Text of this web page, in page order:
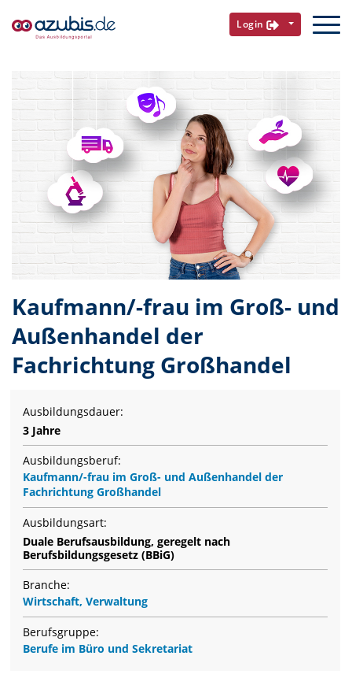
Login
Kaufmann/-frau im Groß- und
Außenhandel der
Fachrichtung Großhandel
Ausbildungsdauer:
3 Jahre
Ausbildungsberuf:
Kaufmann/-frau im Groß- und Außenhandel der
Fachrichtung Großhandel
Ausbildungsart:
Duale Berufsausbildung, geregelt nach
Berufsbildungsgesetz (BBiG)
Branche:
Wirtschaft, Verwaltung
Berufsgruppe:
Berufe im Büro und Sekretariat